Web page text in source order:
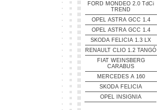
FORD MONDEO 2.0 TdCi
TREND
OPEL ASTRA GCC 1.4
OPEL ASTRA GCC 1.4
SKODA FELICIA 1.3 LX
RENAULT CLIO 1.2 TANGÓ
FIAT WEINSBERG
CARABUS
MERCEDES A 160
SKODA FELICIA
OPEL INSIGNIA